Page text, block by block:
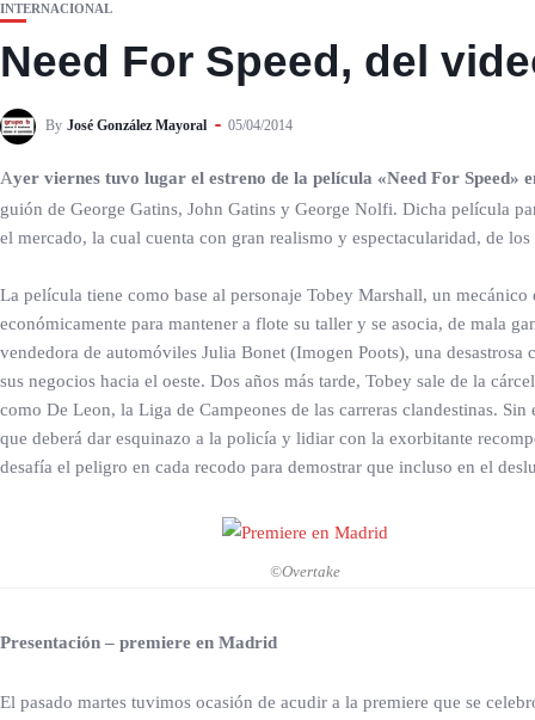
INTERNACIONAL
Need For Speed, del
By José González Mayoral 05/04/2014
Ayer viernes tuvo lugar el estreno de la película «Need For Speed»
guión de George Gatins, John Gatins y George Nolfi. Dicha película
el mercado, la cual cuenta con gran realismo y espectacularidad, de
La película tiene como base al personaje Tobey Marshall, un
económicamente para mantener a flote su taller y se asocia, de mala
vendedora de automóviles Julia Bonet (Imogen Poots), una
sus negocios hacia el oeste. Dos años más tarde, Tobey sale de la
como De Leon, la Liga de Campeones de las carreras clandestinas.
que deberá dar esquinazo a la policía y lidiar con la exorbitante
desafía el peligro en cada recodo para demostrar que incluso en el
©Overtake
Presentación – premiere en Madrid
El pasado martes tuvimos ocasión de acudir a la premiere que se